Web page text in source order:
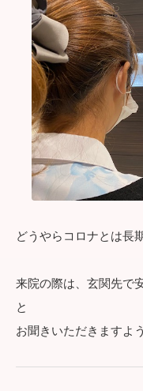
どうやらコロナとは長
来院の際は、玄関先で
と
お聞きいただきますよ